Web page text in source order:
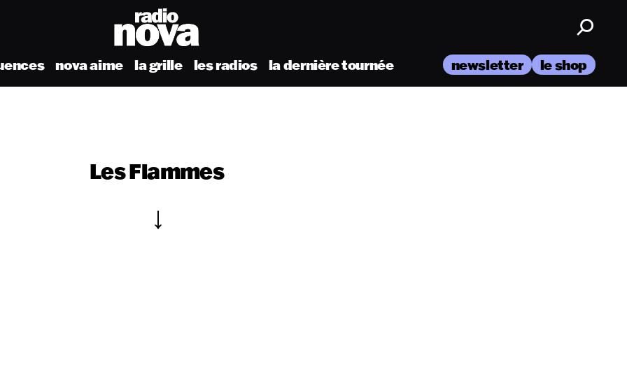
nova aime la grille les radios la dernière tournée newsletter le shop
Les Flammes